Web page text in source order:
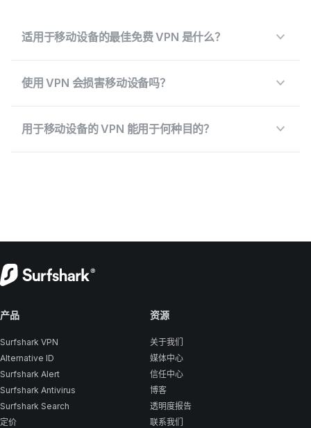
适用于移动设备的最佳免费 VPN 是什么？
使用 VPN 会损害移动设备吗？
用于移动设备的 VPN 能用于何种目的？
产品
Surfshark VPN
Alternative ID
Surfshark Alert
Surfshark Antivirus
Surfshark Search
定价
资源
关于我们
媒体中心
信任中心
博客
透明度报告
联系我们